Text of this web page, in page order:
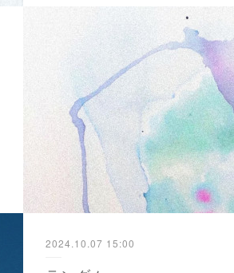
2024.10.07 15:00